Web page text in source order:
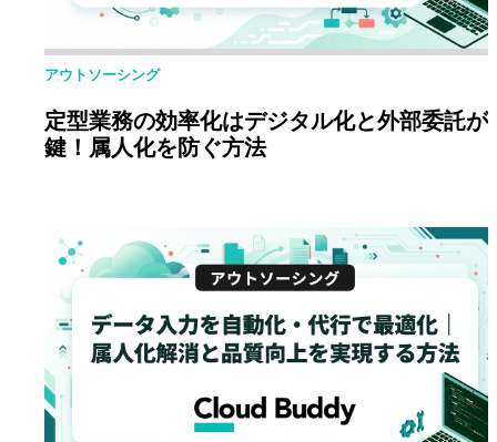
アウトソーシング
定型業務の効率化はデジタル化と外部委託が
鍵！属人化を防ぐ方法